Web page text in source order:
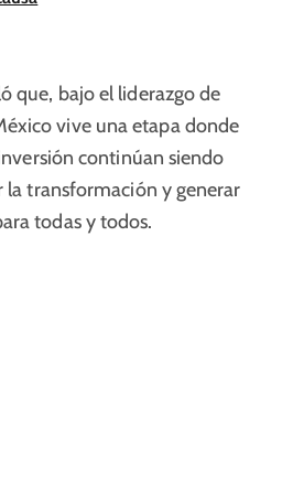
que, bajo el liderazgo de
vive una etapa donde
continúan siendo
la transformación y generar
todas y todos.